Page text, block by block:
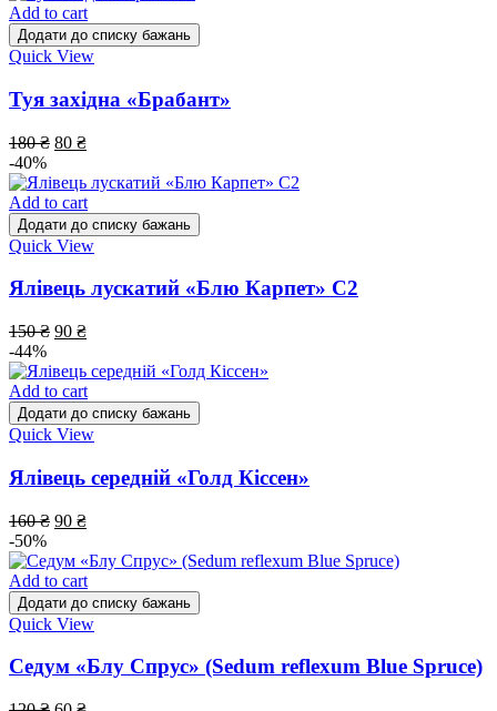
Add to cart
Додати до списку бажань
Quick View
Туя західна «Брабант»
180₴ 80 ₴
-40%
Add to cart
Додати до списку бажань
Quick View
Ялівець лускатий «Блю Карпет» С2
150₴ 90 ₴
-44%
Add to cart
Додати до списку бажань
Quick View
Ялівець середній «Голд Кіссен»
160₴ 90 ₴
-50%
Add to cart
Додати до списку бажань
Quick View
Седум «Блу Спрус» (Sedum reflexum Blue Spruce)